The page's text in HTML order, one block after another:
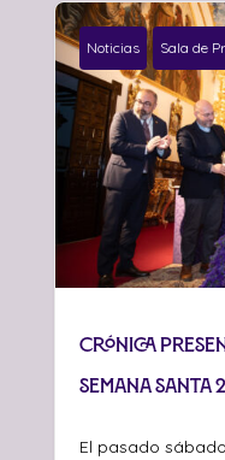
Noticias Sala de
Crónica
Semana Santa
El pasado